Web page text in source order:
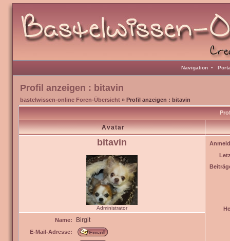
Navigation •
Profil anzeigen : bitavin
bastelwissen-online Foren-Übersicht » Profil anzeigen : bitavin
Avatar
bitavin
Administrator
Name:
Birgit
E-Mail-Adresse: